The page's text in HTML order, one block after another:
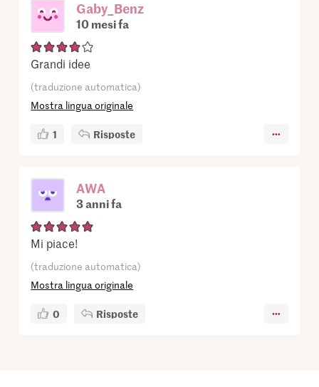
Gaby_Benz
10 mesi fa
Grandi idee
(traduzione automatica)
Mostra lingua originale
1 Risposte
AWA
3 anni fa
Mi piace!
(traduzione automatica)
Mostra lingua originale
0 Risposte